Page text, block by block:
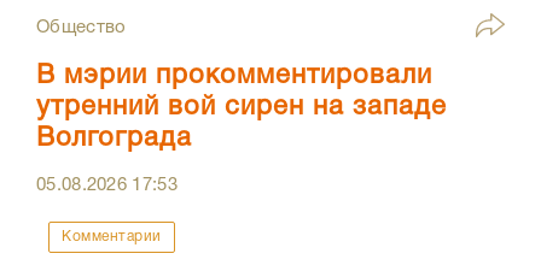
Общество
В мэрии прокомментировали
утренний вой сирен на западе
Волгограда
05.08.2026 17:53
Комментарии